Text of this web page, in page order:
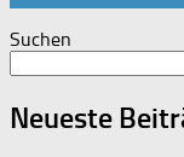
Suchen
Neueste